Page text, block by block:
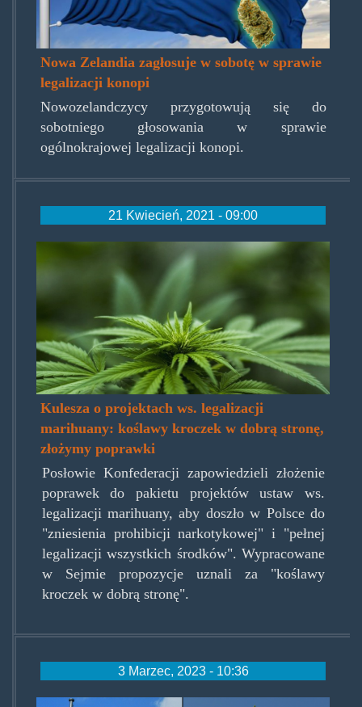
Nowa Zelandia zagłosuje w sobotę w sprawie
legalizacji konopi
Nowozelandczycy przygotowują się do
sobotniego głosowania w sprawie
ogólnokrajowej legalizacji konopi.
21 Kwiecień, 2021 - 09:00
trafka.jpg
Kulesza o projektach ws. legalizacji
marihuany: koślawy kroczek w dobrą stronę,
złożymy poprawki
Posłowie Konfederacji zapowiedzieli złożenie
poprawek do pakietu projektów ustaw ws.
legalizacji marihuany, aby doszło w Polsce do
"zniesienia prohibicji narkotykowej" i "pełnej
legalizacji wszystkich środków". Wypracowane
w Sejmie propozycje uznali za "koślawy
kroczek w dobrą stronę".
3 Marzec, 2023 - 10:36